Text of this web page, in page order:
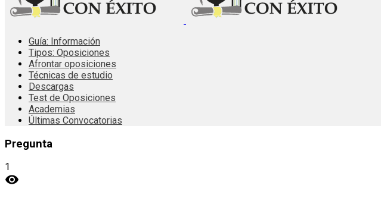
Guía: Información
Tipos: Oposiciones
Afrontar oposiciones
Técnicas de estudio
Descargas
Test de Oposiciones
Academias
Últimas Convocatorias
Pregunta
1
visibility